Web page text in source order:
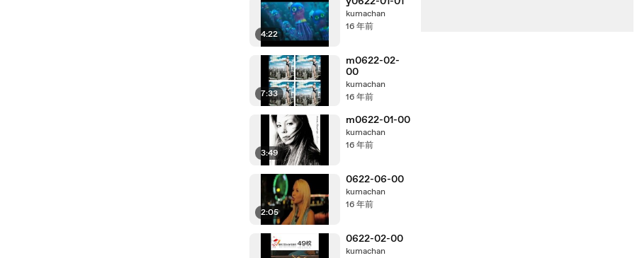
4:22
kumachan
16 年前
7:33
m0622-02-
00
kumachan
16 年前
3:49
m0622-01-00
kumachan
16 年前
2:05
0622-06-00
kumachan
16 年前
0622-02-00
kumachan